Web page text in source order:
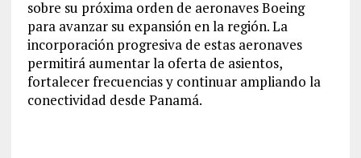
sobre su próxima orden de aeronaves Boeing
para avanzar su expansión en la región. La
incorporación progresiva de estas aeronaves
permitirá aumentar la oferta de asientos,
fortalecer frecuencias y continuar ampliando la
conectividad desde Panamá.